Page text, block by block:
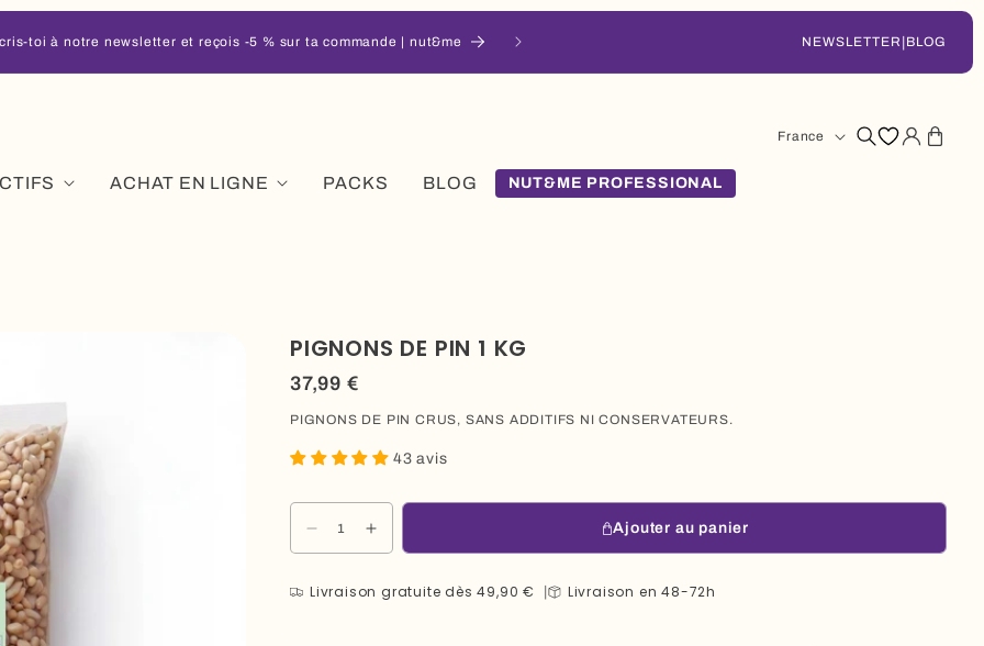
toi à notre newsletter et reçois -5 % sur ta commande | nut&me Livraison en 48 à 72 hNEWSLETTER |BLOG
ACHAT EN LIGNE PACKS BLOG NUT&ME PROFESSIONAL
France
Se
connecter
Panier
PIGNONS DE PIN 1 KG
Prix
37,99 €
PIGNONS DE PIN CRUS, SANS ADDITIFS NI CONSERVATEURS.
43 avis
Diminuer
la
pour
Augmenter
la
pour
Ajouter au panier
Livraison gratuite dès49,90 € Livraison en 48-72h